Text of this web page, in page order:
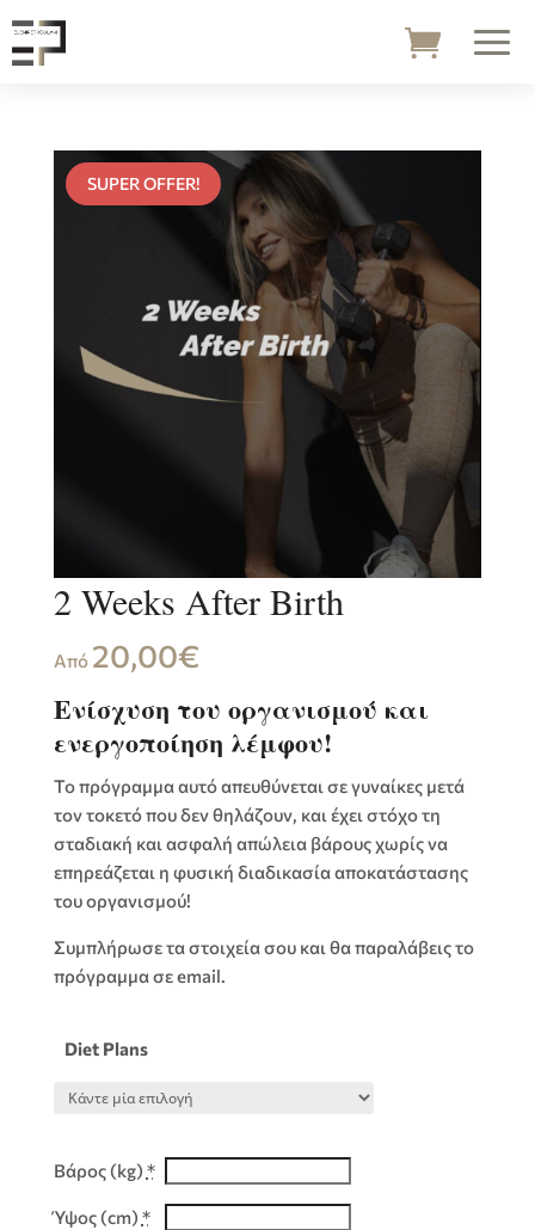
SUPER OFFER!
2 Weeks After Birth
Από 20,00€
Ενίσχυση του οργανισμού και
ενεργοποίηση λέμφου!
Το πρόγραμμα αυτό απευθύνεται σε γυναίκες μετά
τον τοκετό που δεν θηλάζουν, και έχει στόχο τη
σταδιακή και ασφαλή απώλεια βάρους χωρίς να
επηρεάζεται η φυσική διαδικασία αποκατάστασης
του οργανισμού!
Συμπλήρωσε τα στοιχεία σου και θα παραλάβεις το
πρόγραμμα σε email.
Diet Plans
Βάρος (kg) *
Ύψος (cm) *